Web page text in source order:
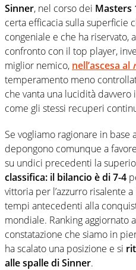
Sinner, nel corso dei Masters
certa efficacia sulla superficie
congeniale e che ha riservato,
confronto con il top player,
miglior nemico, nell’ascesa al
temperamento meno
che vanta una lucidità
come gli stessi recuperi
Se vogliamo ragionare in
depongono comunque a
su undici precedenti la
classifica: il bilancio è di 7-4
vittoria per l’azzurro risalente a
tempi antecedenti alla
mondiale. Ranking aggiornato
constatazione che siamo in
ha scalato una posizione e si
alle spalle di Sinner.